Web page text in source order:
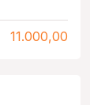
11.000,00